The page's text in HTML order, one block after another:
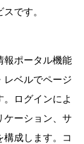
です。
ポータル機能
レベルでページ
ログインによ
ケーション、サ
成します。コ